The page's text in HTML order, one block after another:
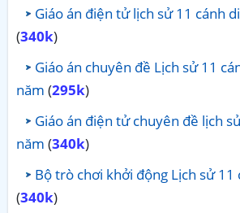
Giáo án điện tử lịch sử 11 cánh
(340k)
Giáo án chuyên đề Lịch sử 11
năm (295k)
Giáo án điện tử chuyên đề lịch
năm (340k)
Bộ trò chơi khởi động Lịch sử 11
(340k)